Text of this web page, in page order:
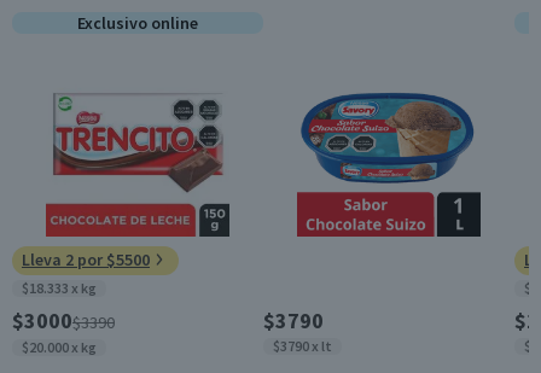
Garantía Mínima Legal
Exclusivo online
Lleva 2 por $5500
$18.333 x kg
$3000$3390
$20.000 x kg
$3790
$3790 x lt